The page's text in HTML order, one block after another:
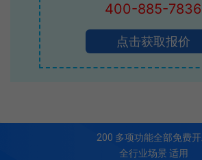
400-885-7836
点击获取报价
200 多项功能全部免费
全行业场景 适用